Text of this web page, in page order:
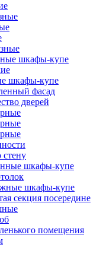
шкафы-купе
шкафы-купе
фасад
дверей
шкафы-купе
шкафы-купе
секция посередине
помещения